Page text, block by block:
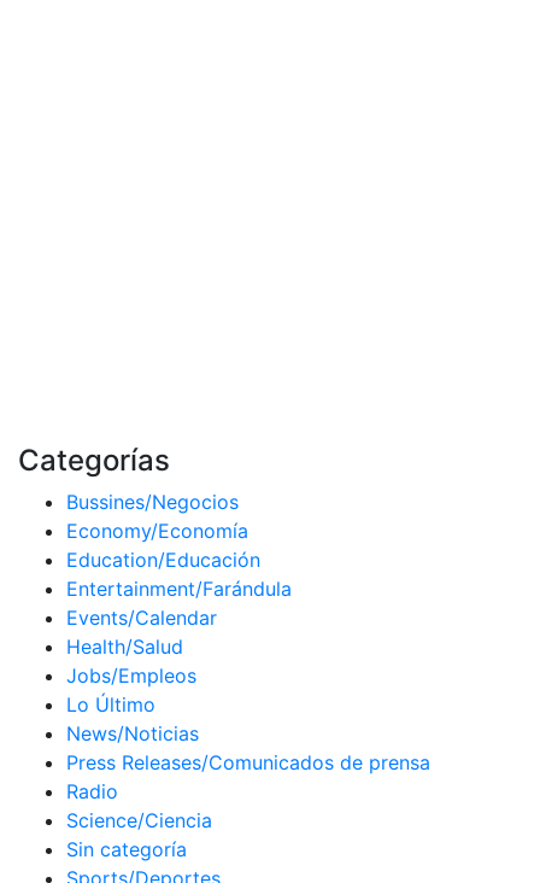
Categorías
Bussines/Negocios
Economy/Economía
Education/Educación
Entertainment/Farándula
Events/Calendar
Health/Salud
Jobs/Empleos
Lo Último
News/Noticias
Press Releases/Comunicados de prensa
Radio
Science/Ciencia
Sin categoría
Sports/Deportes